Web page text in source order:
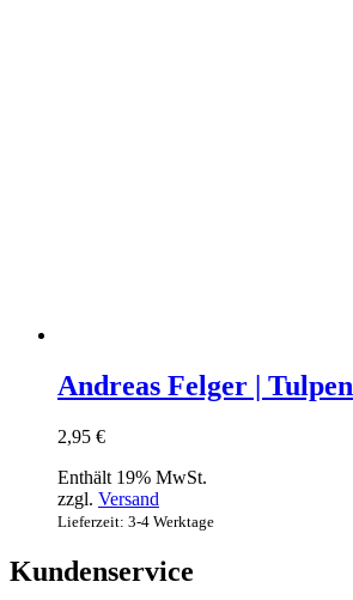
Andreas Felger | Tulpen
2,95 €
Enthält 19% MwSt.
zzgl. Versand
Lieferzeit: 3-4 Werktage
Kundenservice